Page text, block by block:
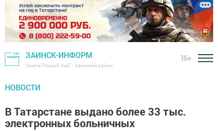
ЗАИНСК-ИНФОРМ
Газета "Новый Зай" - Заинский район
16+
НОВОСТИ
В Татарстане выдано более 33 тыс.
электронных больничных